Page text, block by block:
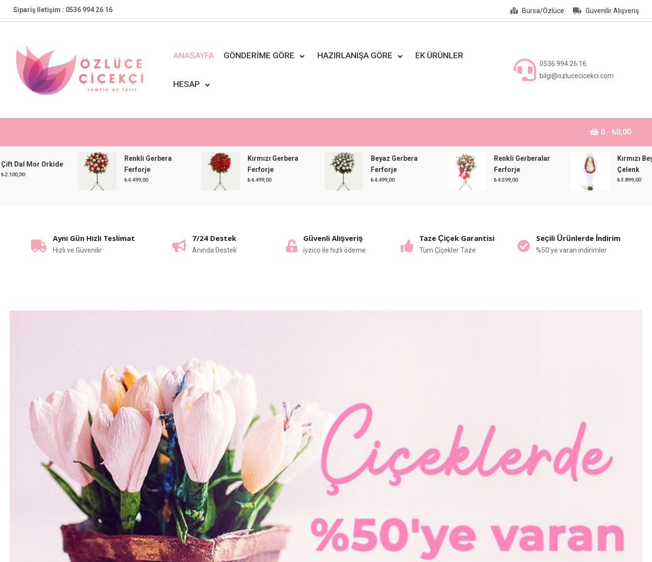
Skip
to
Sipariş İletişim : 0536 994 26 16 Bursa/Özlüce Güvenilir Alışveriş
ANASAYFA GÖNDERIME GÖRE HAZIRLANIŞA GÖRE EK ÜRÜNLER
HESAP
0536 994 26 16
bilgi@ozlucecicekci.com
0 ₺0,00
Mor Orkide
Renkli Gerbera
Ferforje
4.499,00
Kırmızı Gerbera
Ferforje
4.499,00
Beyaz Gerbera
Ferforje
4.499,00
Renkli Gerberalar
Ferforje
4.599,00
Kırmızı Beyaz
Çelenk
3.899,00
Aynı Gün Hızlı Teslimat
Hızlı ve Güvenilir
7/24 Destek
Anında Destek
Güvenli Alışveriş
iyzico ile hızlı ödeme
Taze Çiçek Garantisi
Tüm Çiçekler Taze
Seçili Ürünlerde İndirim
%50'ye varan indirimler